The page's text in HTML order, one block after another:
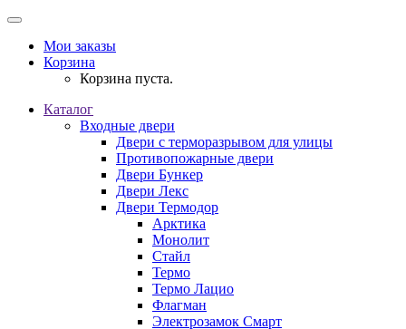
Мои заказы
Корзина
Корзина пуста.
Каталог
Входные двери
Двери с терморазрывом для улицы
Противопожарные двери
Двери Бункер
Двери Лекс
Двери Термодор
Арктика
Монолит
Стайл
Термо
Термо Лацио
Флагман
Электрозамок Смарт